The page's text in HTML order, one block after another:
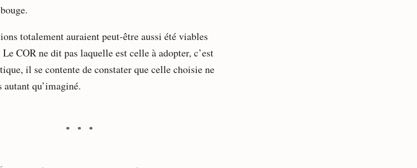
totalement auraient peut-être aussi été viables
COR ne dit pas laquelle est celle à adopter, c’est
il se contente de constater que celle choisie ne
autant qu’imaginé.